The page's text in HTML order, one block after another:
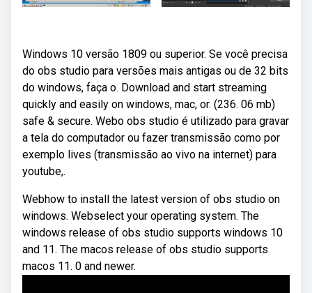
Windows 10 versão 1809 ou superior. Se você precisa
do obs studio para versões mais antigas ou de 32 bits
do windows, faça o. Download and start streaming
quickly and easily on windows, mac, or. (236. 06 mb)
safe & secure. Webo obs studio é utilizado para gravar
a tela do computador ou fazer transmissão como por
exemplo lives (transmissão ao vivo na internet) para
youtube,.
Webhow to install the latest version of obs studio on
windows. Webselect your operating system. The
windows release of obs studio supports windows 10
and 11. The macos release of obs studio supports
macos 11. 0 and newer.